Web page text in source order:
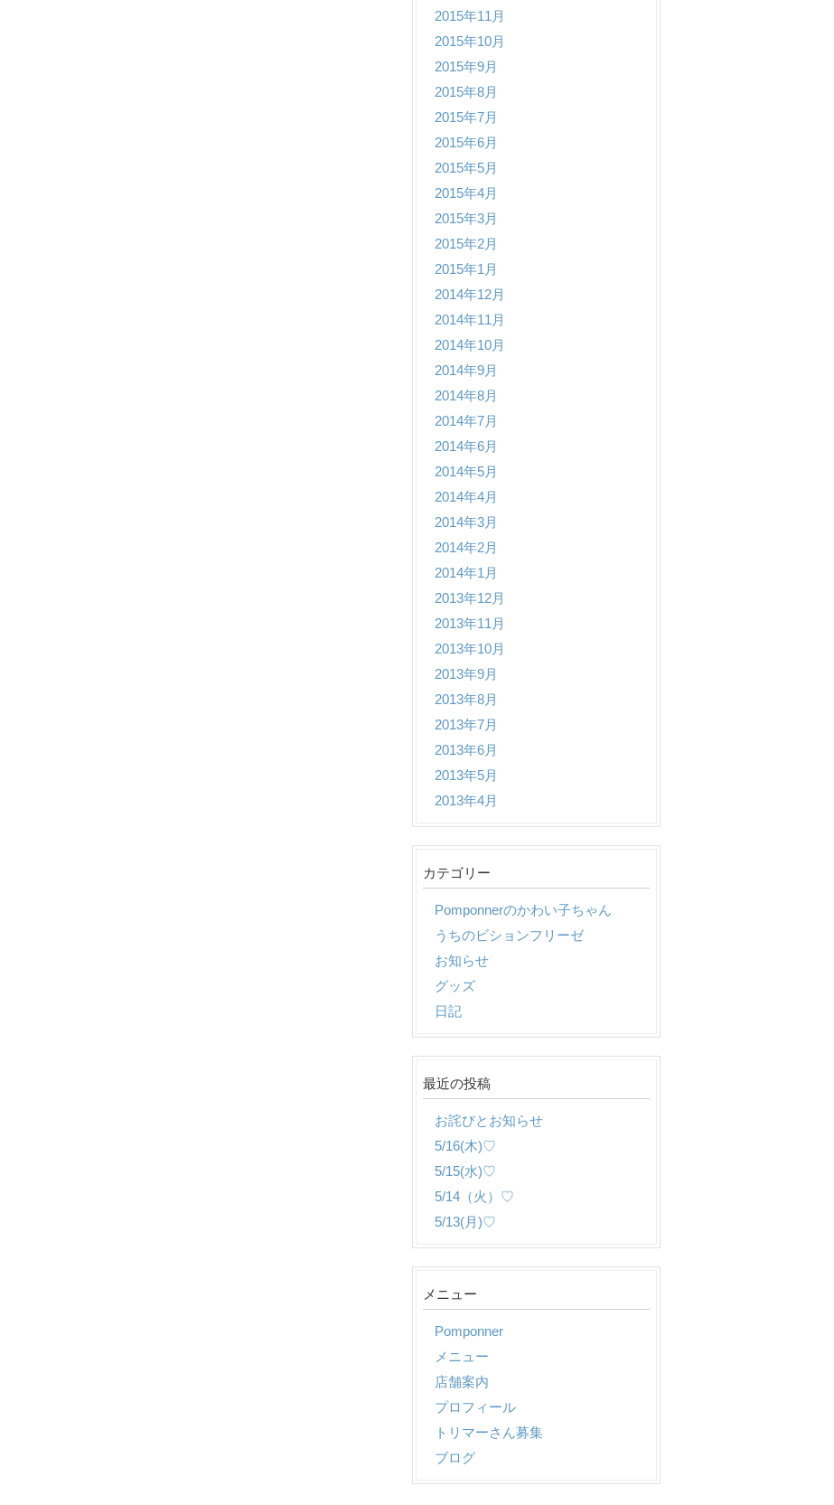
2015年11月
2015年10月
2015年9月
2015年8月
2015年7月
2015年6月
2015年5月
2015年4月
2015年3月
2015年2月
2015年1月
2014年12月
2014年11月
2014年10月
2014年9月
2014年8月
2014年7月
2014年6月
2014年5月
2014年4月
2014年3月
2014年2月
2014年1月
2013年12月
2013年11月
2013年10月
2013年9月
2013年8月
2013年7月
2013年6月
2013年5月
2013年4月
カテゴリー
Pomponnerのかわい子ちゃん
うちのビションフリーゼ
お知らせ
グッズ
日記
最近の投稿
お詫びとお知らせ
5/16(木)♡
5/15(水)♡
5/14（火）♡
5/13(月)♡
メニュー
Pomponner
メニュー
店舗案内
プロフィール
トリマーさん募集
ブログ